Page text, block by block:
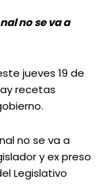
no se va a
jueves 19 de
recetas
no se va a
y ex preso
Legislativo